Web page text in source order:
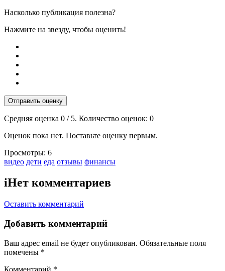
Насколько публикация полезна?
Нажмите на звезду, чтобы оценить!
Отправить оценку
Средняя оценка 0 / 5. Количество оценок: 0
Оценок пока нет. Поставьте оценку первым.
Просмотры: 6
Тэги:
видео дети еда отзывы финансы
iНет комментариев
Оставить комментарий
Добавить комментарий
Ваш адрес email не будет опубликован. Обязательные поля
помечены *
Комментарий *